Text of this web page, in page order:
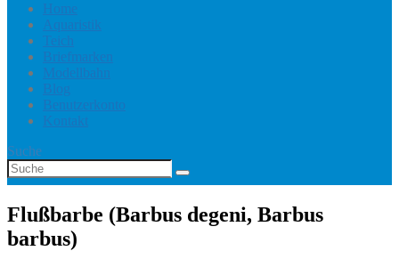
Home
Aquaristik
Teich
Briefmarken
Modellbahn
Blog
Benutzerkonto
Kontakt
Suche
Flußbarbe (Barbus degeni, Barbus
barbus)